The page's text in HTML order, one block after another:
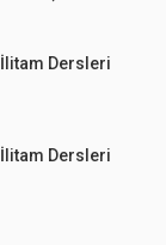
Dersleri
Dersleri